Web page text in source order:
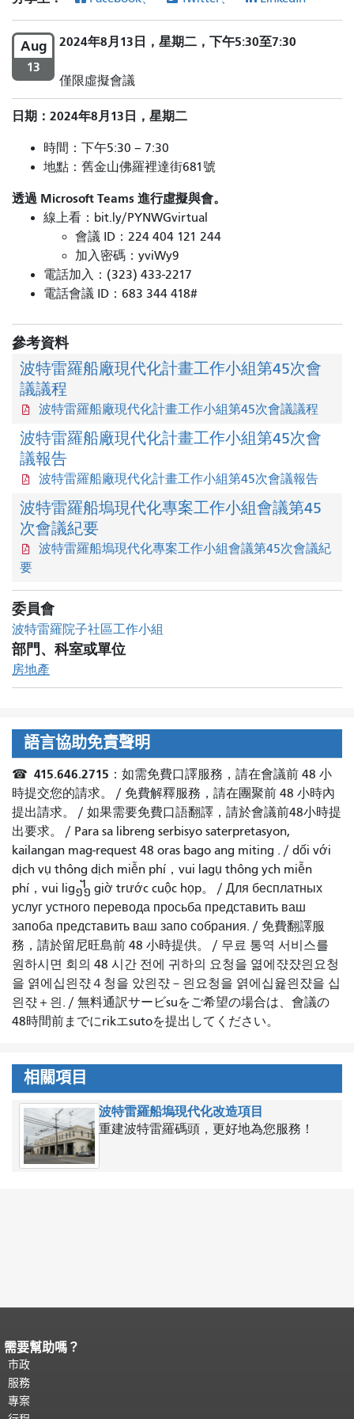
Aug
13
2024年8月13日，星期二，下午5:30至7:30
僅限虛擬會議
日期：2024年8月13日，星期二
時間：下午5:30 – 7:30
地點：舊金山佛羅裡達街681號
透過 Microsoft Teams 進行虛擬與會。
線上看：bit.ly/PYNWGvirtual
會議 ID：224 404 121 244
加入密碼：yviWy9
電話加入：(323) 433-2217
電話會議 ID：683 344 418#
參考資料
波特雷羅船廠現代化計畫工作小組第45次會
議議程
波特雷羅船廠現代化計畫工作小組第45次會議議程
波特雷羅船廠現代化計畫工作小組第45次會
議報告
波特雷羅船廠現代化計畫工作小組第45次會議報告
波特雷羅船塢現代化專案工作小組會議第45
次會議紀要
波特雷羅船塢現代化專案工作小組會議第45次會議紀
要
委員會
波特雷羅院子社區工作小組
部門、科室或單位
房地產
語言協助免責聲明
☎ 415.646.2715 ：如需免費口譯服務，請在會議前 48 小
時提交您的請求。 / 免費解釋服務，請在團聚前 48 小時內
提出請求。
/ 如果需要免費口語翻譯，請於會議前48小時提
出要求。 / Para sa libreng serbisyo saterpretasyon,
kailangan mag-request 48 oras bago ang miting . / dối với
dịch vụ thông dịch miễn phí，vui lagụ thông ych miễn
phí，vui lig᧻ giờ trước cuộc họp。 / Для бесплатных
услуг устного перевода просьба представить ваш
запоба представить ваш запо собрания. / 免費翻譯服
務，請於留尼旺島前 48 小時提供。
/ 무료 통역 서비스를
원하시면 회의 48 시간 전에 귀하의 요청을 엶에쟋쟜읜요청
을 엵에십읜쟋４청을 았읜쟋－읜요청을 엵에십윭읜쟜을 십
읜쟋＋읜. / 無料通訳サービsuをご希望の場合は、會議の
48時間前までにrikエsutoを提出してください。
相關項目
波特雷羅船塢現代化改造項目
重建波特雷羅碼頭，更好地為您服務！
頁面內容結束。
都會重複顯示。
需要幫助嗎？
市政
服務
專案